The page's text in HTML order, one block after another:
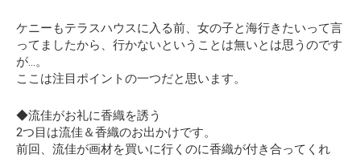
ケニーもテラスハウスに入る前、女の子と海行きたいって言
ってましたから、行かないということは無いとは思うのです
が…。
ここは注目ポイントの一つだと思います。
◆流佳がお礼に香織を誘う
2つ目は流佳＆香織のお出かけです。
前回、流佳が画材を買いに行くのに香織が付き合ってくれ